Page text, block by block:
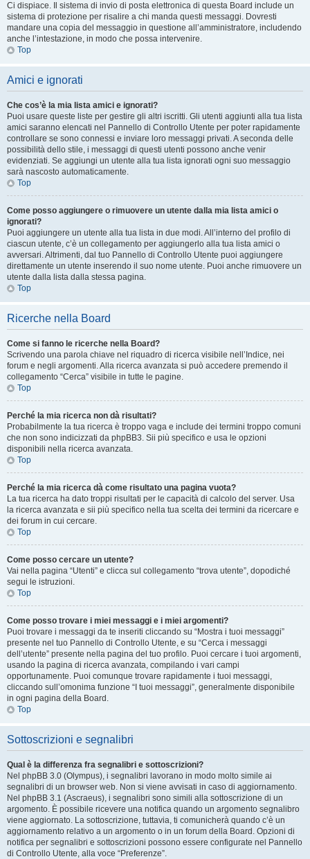
Ci dispiace. Il sistema di invio di posta elettronica di questa Board include un
sistema di protezione per risalire a chi manda questi messaggi. Dovresti
mandare una copia del messaggio in questione all’amministratore, includendo
anche l’intestazione, in modo che possa intervenire.
Top
Amici e ignorati
Che cos’è la mia lista amici e ignorati?
Puoi usare queste liste per gestire gli altri iscritti. Gli utenti aggiunti alla tua lista
amici saranno elencati nel Pannello di Controllo Utente per poter rapidamente
controllare se sono connessi e inviare loro messaggi privati. A seconda delle
possibilità dello stile, i messaggi di questi utenti possono anche venir
evidenziati. Se aggiungi un utente alla tua lista ignorati ogni suo messaggio
sarà nascosto automaticamente.
Top
Come posso aggiungere o rimuovere un utente dalla mia lista amici o
ignorati?
Puoi aggiungere un utente alla tua lista in due modi. All’interno del profilo di
ciascun utente, c’è un collegamento per aggiungerlo alla tua lista amici o
avversari. Altrimenti, dal tuo Pannello di Controllo Utente puoi aggiungere
direttamente un utente inserendo il suo nome utente. Puoi anche rimuovere un
utente dalla lista dalla stessa pagina.
Top
Ricerche nella Board
Come si fanno le ricerche nella Board?
Scrivendo una parola chiave nel riquadro di ricerca visibile nell’Indice, nei
forum e negli argomenti. Alla ricerca avanzata si può accedere premendo il
collegamento “Cerca” visibile in tutte le pagine.
Top
Perché la mia ricerca non dà risultati?
Probabilmente la tua ricerca è troppo vaga e include dei termini troppo comuni
che non sono indicizzati da phpBB3. Sii più specifico e usa le opzioni
disponibili nella ricerca avanzata.
Top
Perché la mia ricerca dà come risultato una pagina vuota?
La tua ricerca ha dato troppi risultati per le capacità di calcolo del server. Usa
la ricerca avanzata e sii più specifico nella tua scelta dei termini da ricercare e
dei forum in cui cercare.
Top
Come posso cercare un utente?
Vai nella pagina “Utenti” e clicca sul collegamento “trova utente”, dopodiché
segui le istruzioni.
Top
Come posso trovare i miei messaggi e i miei argomenti?
Puoi trovare i messaggi da te inseriti cliccando su “Mostra i tuoi messaggi”
presente nel tuo Pannello di Controllo Utente, e su “Cerca i messaggi
dell’utente” presente nella pagina del tuo profilo. Puoi cercare i tuoi argomenti,
usando la pagina di ricerca avanzata, compilando i vari campi
opportunamente. Puoi comunque trovare rapidamente i tuoi messaggi,
cliccando sull’omonima funzione “I tuoi messaggi”, generalmente disponibile
in ogni pagina della Board.
Top
Sottoscrizioni e segnalibri
Qual è la differenza fra segnalibri e sottoscrizioni?
Nel phpBB 3.0 (Olympus), i segnalibri lavorano in modo molto simile ai
segnalibri di un browser web. Non si viene avvisati in caso di aggiornamento.
Nel phpBB 3.1 (Ascraeus), i segnalibri sono simili alla sottoscrizione di un
argomento. È possibile ricevere una notifica quando un argomento segnalibro
viene aggiornato. La sottoscrizione, tuttavia, ti comunicherà quando c’è un
aggiornamento relativo a un argomento o in un forum della Board. Opzioni di
notifica per segnalibri e sottoscrizioni possono essere configurate nel Pannello
di Controllo Utente, alla voce “Preferenze”.